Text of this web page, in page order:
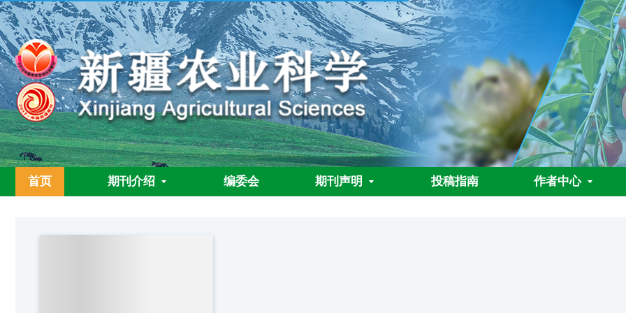
首页 期刊介绍 编委会 期刊声明 投稿指南 作者中心